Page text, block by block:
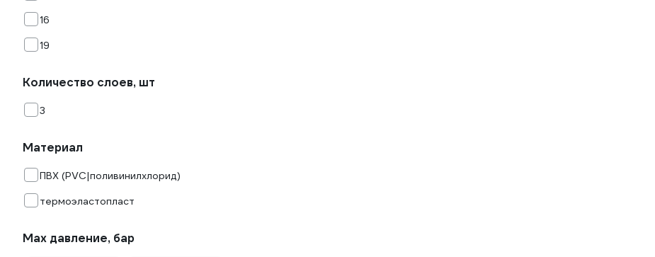
16
19
Количество слоев, шт
3
Материал
ПВХ (PVC|поливинилхлорид)
термоэластопласт
Max давление, бар